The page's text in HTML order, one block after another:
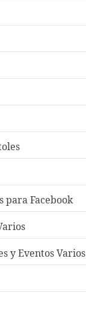
para Facebook
y Eventos Varios